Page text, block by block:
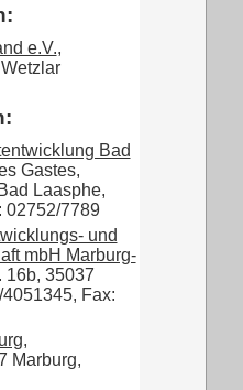
e.V.,
Bad
Gastes,
Laasphe,
02752/7789
und
mbH Marburg-
16b, 35037
Fax:
,
Marburg,